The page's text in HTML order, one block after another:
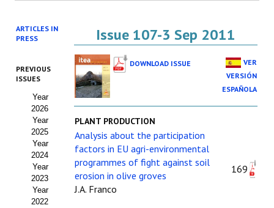
Asociación AIDA
Cincuentenario AIDA
Organigrama
Estatutos
Hacerse socio
Noticias
Galería de Fotos
ARTICLES IN
PRESS
PREVIOUS
ISSUES
Year
2026
Year
2025
Year
2024
Year
2023
Year
2022
Issue 107-3 Sep 2011
DOWNLOAD ISSUE
VER
VERSIÓN
ESPAÑOLA
PLANT PRODUCTION
Analysis about the participation
factors in EU agri-environmental
programmes of fight against soil
erosion in olive groves
J.A. Franco
169